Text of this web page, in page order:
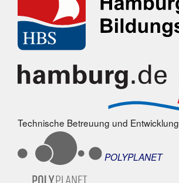
Technische Betreuung und Entwicklung
POLYPLANET